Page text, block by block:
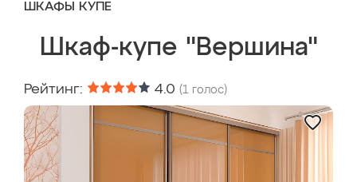
ШКАФЫ КУПЕ
Шкаф-купе "Вершина"
Рейтинг: 4.0 (1 голос)